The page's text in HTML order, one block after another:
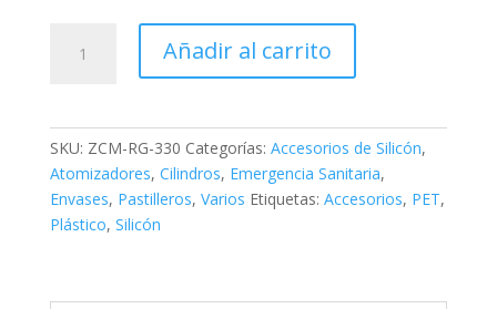
Añadir al carrito
SKU: ZCM-RG-330 Categorías: Accesorios de Silicón,
Atomizadores, Cilindros, Emergencia Sanitaria,
Envases, Pastilleros, Varios Etiquetas: Accesorios, PET,
Plástico, Silicón